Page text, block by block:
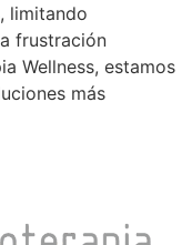
limitando
frustración
Wellness, estamos
más